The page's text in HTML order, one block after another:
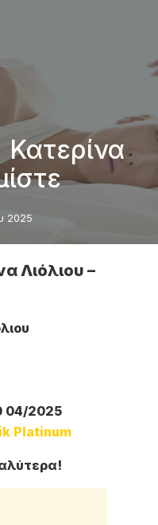
Κατερίνα
2025
Λιόλιου –
04/2025
Platinum